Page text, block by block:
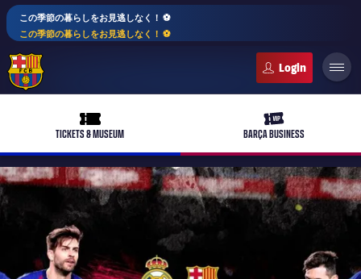
この季節の暮らしをお見逃しなく！ ⚽️
この季節の暮らしをお見逃しなく！ ⚽️
ticket-full
TICKETS & MUSEUM
ticket-vip
BARÇA BUSINESS
plusicon
label.aria.plus
PLUSICON
LABEL.ARIA.PLUS
トップチーム